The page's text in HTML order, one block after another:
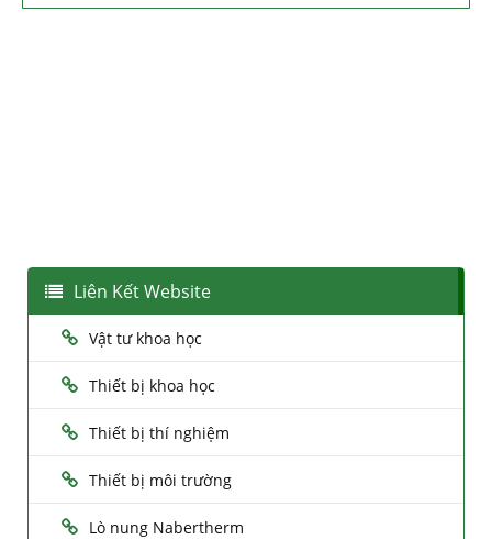
Liên Kết Website
Vật tư khoa học
Thiết bị khoa học
Thiết bị thí nghiệm
Thiết bị môi trường
Lò nung Nabertherm